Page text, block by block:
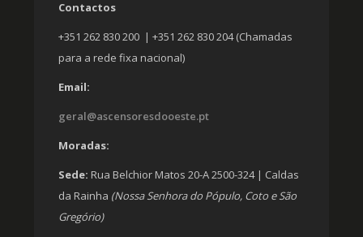
Contactos
+351 262 830 200 | +351 262 830 204 (Chamadas
para a rede fixa nacional)
Email:
geral@ascensoresdooeste.pt
Moradas:
Sede: Rua Belchior Matos 20-A 2500-324 | Caldas
da Rainha (Nossa Senhora do Pópulo, Coto e São
Gregório)